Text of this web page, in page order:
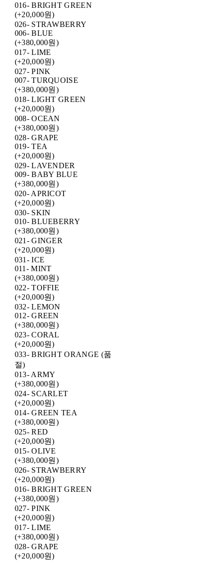
016- BRIGHT GREEN
(+20,000원)
026- STRAWBERRY
006- BLUE
(+380,000원)
017- LIME
(+20,000원)
027- PINK
007- TURQUOISE
(+380,000원)
018- LIGHT GREEN
(+20,000원)
008- OCEAN
(+380,000원)
028- GRAPE
019- TEA
(+20,000원)
029- LAVENDER
009- BABY BLUE
(+380,000원)
020- APRICOT
(+20,000원)
030- SKIN
010- BLUEBERRY
(+380,000원)
021- GINGER
(+20,000원)
031- ICE
011- MINT
(+380,000원)
022- TOFFIE
(+20,000원)
032- LEMON
012- GREEN
(+380,000원)
023- CORAL
(+20,000원)
033- BRIGHT ORANGE (품
절)
013- ARMY
(+380,000원)
024- SCARLET
(+20,000원)
014- GREEN TEA
(+380,000원)
025- RED
(+20,000원)
015- OLIVE
(+380,000원)
026- STRAWBERRY
(+20,000원)
016- BRIGHT GREEN
(+380,000원)
027- PINK
(+20,000원)
017- LIME
(+380,000원)
028- GRAPE
(+20,000원)